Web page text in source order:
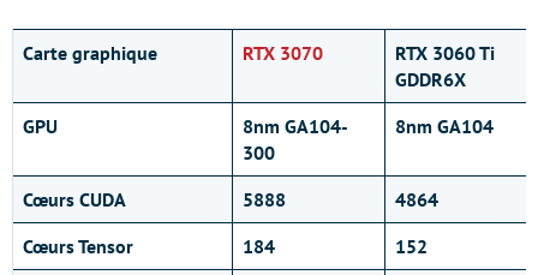
Carte graphique RTX 3070
RTX 3060 Ti
GDDR6X
GPU
8nm GA104-
300
8nm GA104
Cœurs CUDA 5888
4864
Cœurs Tensor
184
152